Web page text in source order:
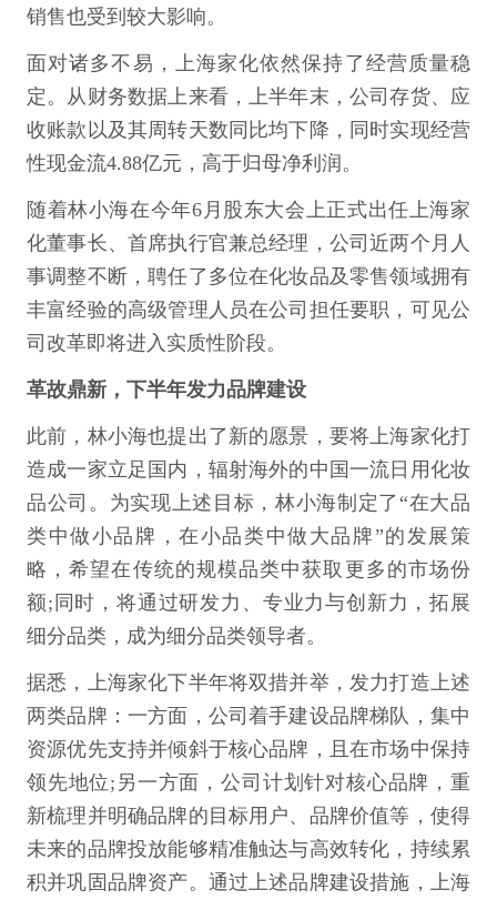
销售也受到较大影响。
面对诸多不易，上海家化依然保持了经营质量稳
定。从财务数据上来看，上半年末，公司存货、应
收账款以及其周转天数同比均下降，同时实现经营
性现金流4.88亿元，高于归母净利润。
随着林小海在今年6月股东大会上正式出任上海家
化董事长、首席执行官兼总经理，公司近两个月人
事调整不断，聘任了多位在化妆品及零售领域拥有
丰富经验的高级管理人员在公司担任要职，可见公
司改革即将进入实质性阶段。
革故鼎新，下半年发力品牌建设
此前，林小海也提出了新的愿景，要将上海家化打
造成一家立足国内，辐射海外的中国一流日用化妆
品公司。为实现上述目标，林小海制定了“在大品
类中做小品牌，在小品类中做大品牌”的发展策
略，希望在传统的规模品类中获取更多的市场份
额;同时，将通过研发力、专业力与创新力，拓展
细分品类，成为细分品类领导者。
据悉，上海家化下半年将双措并举，发力打造上述
两类品牌：一方面，公司着手建设品牌梯队，集中
资源优先支持并倾斜于核心品牌，且在市场中保持
领先地位;另一方面，公司计划针对核心品牌，重
新梳理并明确品牌的目标用户、品牌价值等，使得
未来的品牌投放能够精准触达与高效转化，持续累
积并巩固品牌资产。通过上述品牌建设措施，上海